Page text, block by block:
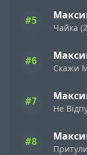
#5
Чайка
#6
Скажи
#7
Не
#8